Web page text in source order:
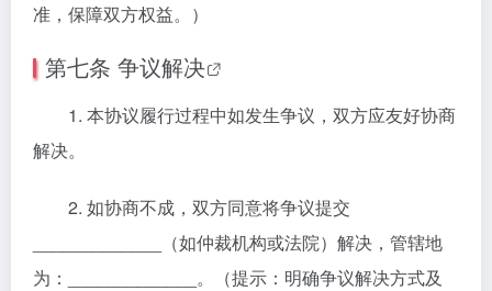
准，保障双方权益。）
第七条 争议解决
1. 本协议履行过程中如发生争议，双方应友好协商
解决。
2. 如协商不成，双方同意将争议提交
_____________（如仲裁机构或法院）解决，管辖地
为：_____________。（提示：明确争议解决方式及